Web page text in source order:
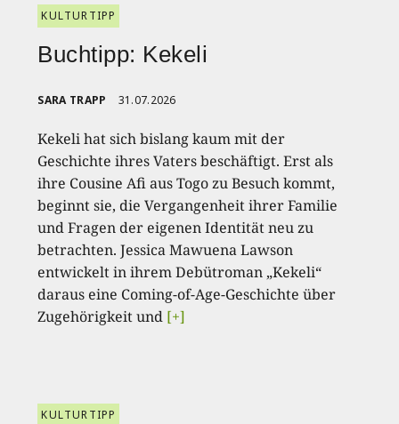
KULTURTIPP
Buchtipp: Kekeli
SARA TRAPP 31.07.2026
Kekeli hat sich bislang kaum mit der
Geschichte ihres Vaters beschäftigt. Erst als
ihre Cousine Afi aus Togo zu Besuch kommt,
beginnt sie, die Vergangenheit ihrer Familie
und Fragen der eigenen Identität neu zu
betrachten. Jessica Mawuena Lawson
entwickelt in ihrem Debütroman „Kekeli“
daraus eine Coming-of-Age-Geschichte über
Zugehörigkeit und [+]
KULTURTIPP